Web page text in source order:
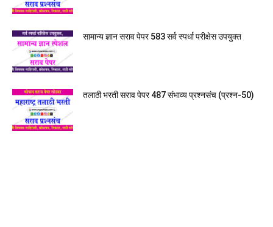
सामान्य ज्ञान सराव पेपर 583 सर्व स्पर्धा परीक्षेस उपयुक्त
तलाठी भरती सराव पेपर 487 संभाव्य प्रश्नसंच (प्रश्न-50)